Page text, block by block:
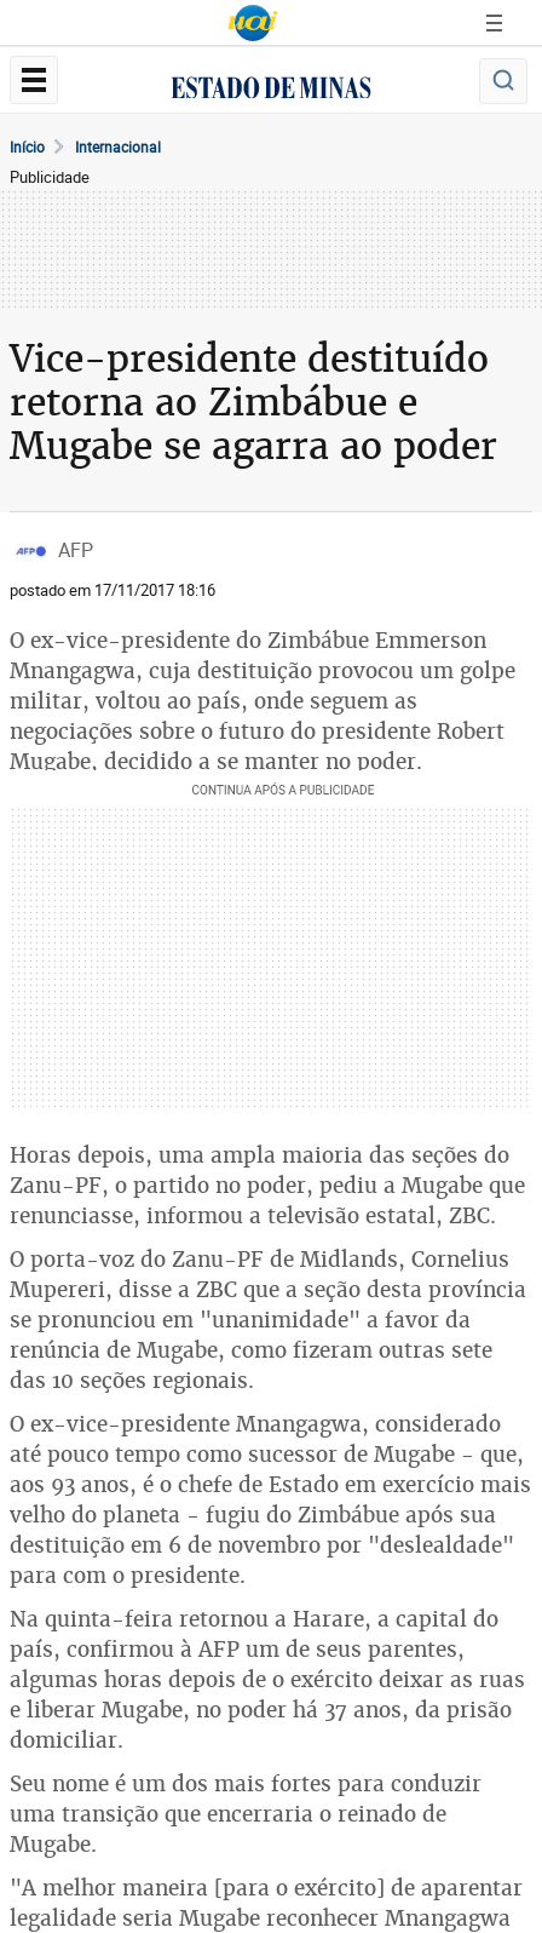
Início Internacional
Publicidade
Vice-presidente destituído
retorna ao Zimbábue e
Mugabe se agarra ao poder
AFP
postado em 17/11/2017 18:16
O ex-vice-presidente do Zimbábue Emmerson
Mnangagwa, cuja destituição provocou um golpe
militar, voltou ao país, onde seguem as
negociações sobre o futuro do presidente Robert
Mugabe, decidido a se manter no poder.
Horas depois, uma ampla maioria das seções do
Zanu-PF, o partido no poder, pediu a Mugabe que
renunciasse, informou a televisão estatal, ZBC.
O porta-voz do Zanu-PF de Midlands, Cornelius
Mupereri, disse a ZBC que a seção desta província
se pronunciou em "unanimidade" a favor da
renúncia de Mugabe, como fizeram outras sete
das 10 seções regionais.
O ex-vice-presidente Mnangagwa, considerado
até pouco tempo como sucessor de Mugabe - que,
aos 93 anos, é o chefe de Estado em exercício mais
velho do planeta - fugiu do Zimbábue após sua
destituição em 6 de novembro por "deslealdade"
para com o presidente.
Na quinta-feira retornou a Harare, a capital do
país, confirmou à AFP um de seus parentes,
algumas horas depois de o exército deixar as ruas
e liberar Mugabe, no poder há 37 anos, da prisão
domiciliar.
Seu nome é um dos mais fortes para conduzir
uma transição que encerraria o reinado de
Mugabe.
"A melhor maneira [para o exército] de aparentar
legalidade seria Mugabe reconhecer Mnangagwa